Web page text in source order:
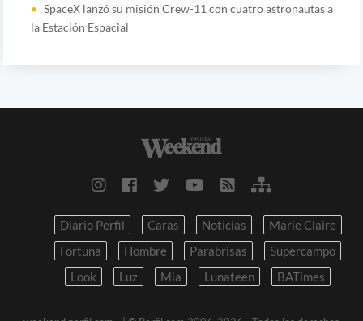
SpaceX lanzó su misión Crew-11 con cuatro astronautas a
la Estación Espacial
Diario Perfil Caras Noticias
Marie Claire
Fortuna
Hombre Parabrisas
Supercampo
Look
Luz Mia Lunateen BATimes